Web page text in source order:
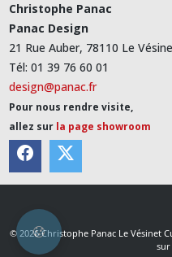
Christophe Panac
Panac Design
21 Rue Auber, 78110 Le
Tél: 01 39 76 60 01
design@panac.fr
Pour nous rendre visite,
allez sur la page showroom
© 2026 Christophe Panac Le Vésinet
sur